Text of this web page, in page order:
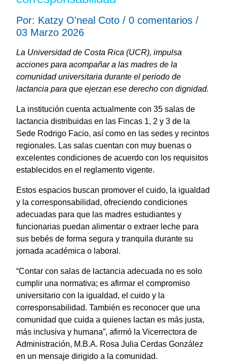
Por: Katzy O'neal Coto / 0 comentarios /
03 Marzo 2026
La Universidad de Costa Rica (UCR), impulsa
acciones para acompañar a las madres de la
comunidad universitaria durante el periodo de
lactancia para que ejerzan ese derecho con dignidad.
La institución cuenta actualmente con 35 salas de
lactancia distribuidas en las Fincas 1, 2 y 3 de la
Sede Rodrigo Facio, así como en las sedes y recintos
regionales. Las salas cuentan con muy buenas o
excelentes condiciones de acuerdo con los requisitos
establecidos en el reglamento vigente.
Estos espacios buscan promover el cuido, la igualdad
y la corresponsabilidad, ofreciendo condiciones
adecuadas para que las madres estudiantes y
funcionarias puedan alimentar o extraer leche para
sus bebés de forma segura y tranquila durante su
jornada académica o laboral.
“Contar con salas de lactancia adecuada no es solo
cumplir una normativa; es afirmar el compromiso
universitario con la igualdad, el cuido y la
corresponsabilidad. También es reconocer que una
comunidad que cuida a quienes lactan es más justa,
más inclusiva y humana”, afirmó la Vicerrectora de
Administración, M.B.A. Rosa Julia Cerdas González
en un mensaje dirigido a la comunidad.